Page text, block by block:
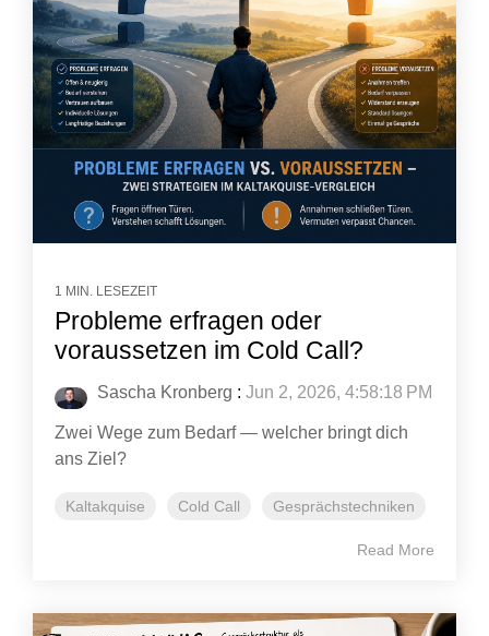
1 MIN. LESEZEIT
Probleme erfragen oder
voraussetzen im Cold Call?
Sascha Kronberg : Jun 2, 2026, 4:58:18 PM
Zwei Wege zum Bedarf — welcher bringt dich
ans Ziel?
Kaltakquise Cold Call Gesprächstechniken
Read More